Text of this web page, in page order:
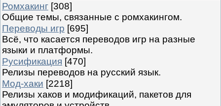
Ромхакинг [308]
Общие темы, связанные с ромхакингом.
Переводы игр [695]
Всё, что касается переводов игр на разные
языки и платформы.
Русификация [470]
Релизы переводов на русский язык.
Мод-хаки [2218]
Релизы хаков и модификаций, пакетов для